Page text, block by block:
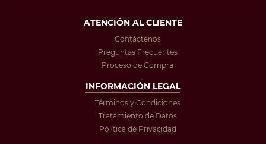
ATENCIÓN AL CLIENTE
Contáctenos
Preguntas Frecuentes
Proceso de Compra
INFORMACIÓN LEGAL
Términos y Condiciones
Tratamiento de Datos
Política de Privacidad